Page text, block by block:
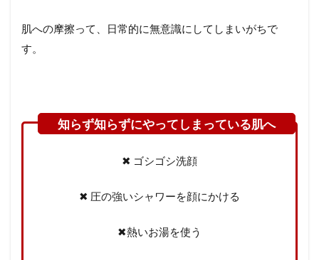
肌への摩擦って、日常的に無意識にしてしまいがちで
す。
✖︎ ゴシゴシ洗顔
✖︎ 圧の強いシャワーを顔にかける
✖︎熱いお湯を使う